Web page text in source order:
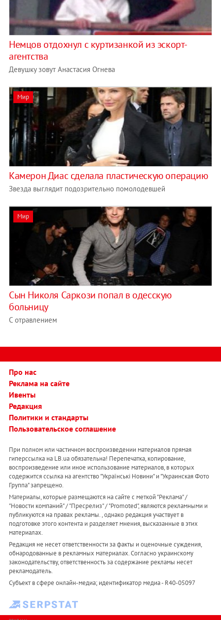
Немцов отдохнул с куртизанкой из эскорт-
агентства
Девушку зовут Анастасия Огнева
Мир
Камерон Диас сделала пластическую операцию
Звезда выглядит подозрительно помолодевшей
Мир
Сын Николя Саркози попал в одесскую
больницу
С отравлением
Про нас
Реклама на сайте
Ивенты
Редакция
Политики и стандарты
Пользовательское соглашение
При полном или частичном воспроизведении материалов прямая
гиперссылка на LB.ua обязательна! Перепечатка, копирование,
воспроизведение или иное использование материалов, в которых
содержится ссылка на агентство "Українськi Новини" и "Украинская Фото
Группа" запрещено.
Материалы, которые размещаются на сайте с меткой "Реклама" /
"Новости компаний" / "Пресрелиз" / "Promoted", являются рекламными и
публикуются на правах рекламы. , однако редакция участвует в
подготовке этого контента и разделяет мнения, высказанные в этих
материалах.
Редакция не несет ответственности за факты и оценочные суждения,
обнародованные в рекламных материалах. Согласно украинскому
законодательству, ответственность за содержание рекламы несет
рекламодатель.
Субъект в сфере онлайн-медиа; идентификатор медиа - R40-05097